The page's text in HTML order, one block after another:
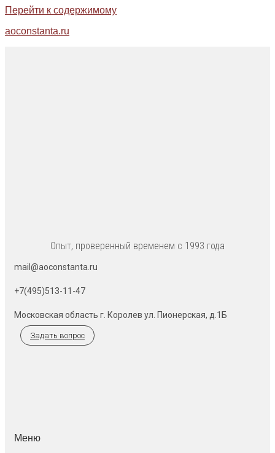
Перейти к содержимому
aoconstanta.ru
Опыт, проверенный временем с 1993 года
mail@aoconstanta.ru
+7(495)513-11-47
Московская область г. Королев ул. Пионерская, д.1Б
Задать вопрос
Меню